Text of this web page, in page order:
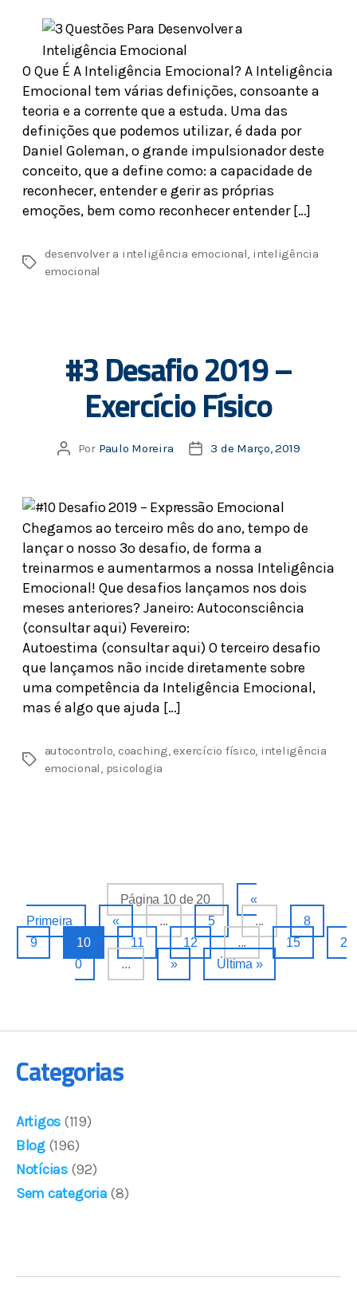
O Que É A Inteligência Emocional? A Inteligência
Emocional tem várias definições, consoante a
teoria e a corrente que a estuda. Uma das
definições que podemos utilizar, é dada por
Daniel Goleman, o grande impulsionador deste
conceito, que a define como: a capacidade de
reconhecer, entender e gerir as próprias
emoções, bem como reconhecer entender […]
desenvolver a inteligência emocional, inteligência
emocional
#3 Desafio 2019 –
Exercício Físico
Por Paulo Moreira 3 de Março, 2019
Chegamos ao terceiro mês do ano, tempo de
lançar o nosso 3º desafio, de forma a
treinarmos e aumentarmos a nossa Inteligência
Emocional! Que desafios lançamos nos dois
meses anteriores? Janeiro: Autoconsciência
(consultar aqui) Fevereiro:
Autoestima (consultar aqui) O terceiro desafio
que lançamos não incide diretamente sobre
uma competência da Inteligência Emocional,
mas é algo que ajuda […]
autocontrolo, coaching,exercício físico, inteligência
emocional, psicologia
Página 10 de 20
«
Primeira
« ... 5 ...
8
9
10 11 12 ... 15
2
0
... » Última »
Categorias
Artigos (119)
Blog(196)
Notícias(92)
Sem categoria (8)